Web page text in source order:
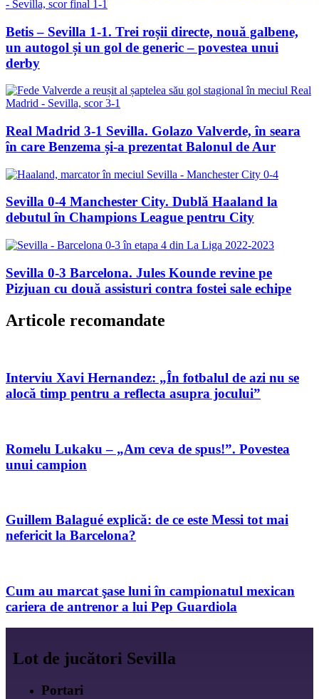
Betis – Sevilla 1-1. Trei roșii directe, nouă galbene,
un autogol și un gol de generic – povestea unui
derby
Real Madrid 3-1 Sevilla. Golazo Valverde, în seara
în care Benzema și-a prezentat Balonul de Aur
Sevilla 0-4 Manchester City. Dublă Haaland la
debutul în Champions League pentru City
Sevilla 0-3 Barcelona. Jules Kounde revine pe
Pizjuan cu două assisturi contra fostei sale echipe
Articole recomandate
Interviu Xavi Hernandez: „În fotbalul de azi nu se
alocă timp pentru a reflecta asupra jocului”
Romelu Lukaku – „Am ceva de spus!”. Povestea
unui campion
Guillem Balagué explică: de ce este Messi tot mai
nefericit la Barcelona?
Cum au marcat şase luni în campionatul mexican
cariera de antrenor a lui Pep Guardiola
Lot de jucători Sevilla
Portari